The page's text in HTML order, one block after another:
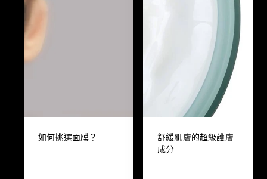
如何挑選面膜？
舒緩肌膚的超級護膚
成分